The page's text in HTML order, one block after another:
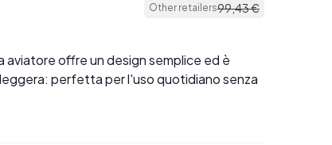
Other retailers99,43€
aviatore offre un design semplice ed è
perfetta per l'uso quotidiano senza